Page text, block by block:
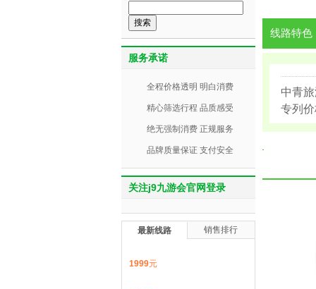
线路特色
中青
专列
服务承诺
全程价格透明 明白消费
精心筛选行程 品质感受
绝无强制消费 正规服务
品牌质量保证 支付安全
关注j9九游会官网登录
最新线路 销售排行
1999元